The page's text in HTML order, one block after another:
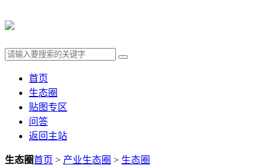
首页
生态圈
贴图专区
问答
返回主站
生态圈首页 > 产业生态圈 > 生态圈